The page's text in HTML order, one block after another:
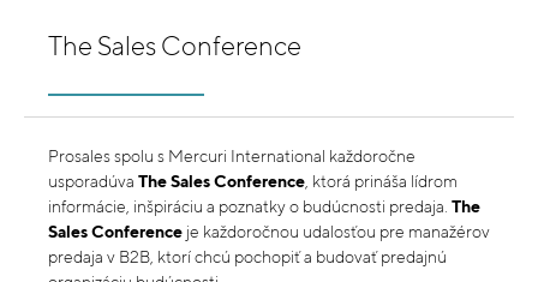
The Sales Conference
Prosales spolu s Mercuri International každoročne
usporadúva The Sales Conference , ktorá prináša lídrom
informácie, inšpiráciu a poznatky o budúcnosti predaja. The
Sales Conference je každoročnou udalosťou pre manažérov
predaja v B2B, ktorí chcú pochopiť a budovať predajnú